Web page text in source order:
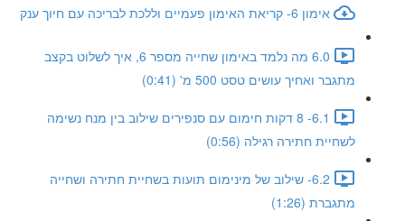
אימון 6- קריאת האימון פעמיים וללכת לבריכה עם חיוך ענק
6.0 מה נלמד באימון שחייה מספר 6, איך לשלוט בקצב
מתגבר ואחיך עושים טסט 500 מ' (0:41)
6.1- 8 דקות חימום עם סנפירים שילוב בין מנח נשימה
לשחיית חתירה רגילה (0:56)
6.2- שילוב של מינימום תועות בשחיית חתירה ושחייה
מתגברת (1:26)